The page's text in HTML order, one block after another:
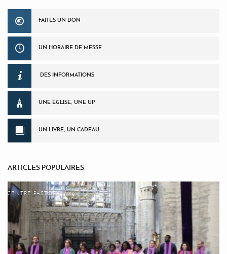
FAITES UN DON
UN HORAIRE DE MESSE
DES INFORMATIONS
UNE ÉGLISE, UNE UP
UN LIVRE, UN CADEAU…
ARTICLES POPULAIRES
CENTRE PASTORAL